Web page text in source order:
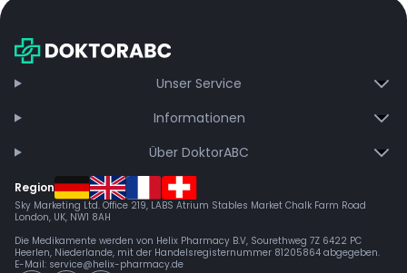
Unser Service
Informationen
Über DoktorABC
Region
Sky Marketing Ltd. Office 219, LABS Atrium Stables Market Chalk Farm Road
London, UK, NW1 8AH
Die Medikamente werden von Helix Pharmacy B.V, Sourethweg 7Z 6422 PC
Heerlen, Niederlande, mit der Handelsregisternummer 81205864 abgegeben.
E-Mail: service@helix-pharmacy.de